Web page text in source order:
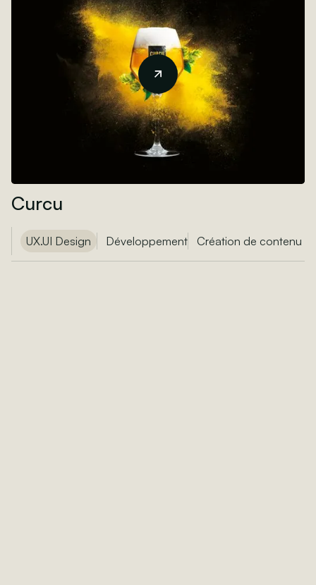
Curcu
UX.UI Design Développement Création de contenu